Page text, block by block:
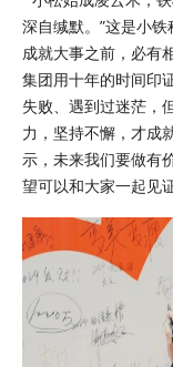
深自缄默。”这是小铁
成就大事之前，必有
集团用十年的时间印
失败、遇到过迷茫，
力，坚持不懈，才成
示，未来我们要做有
望可以和大家一起见